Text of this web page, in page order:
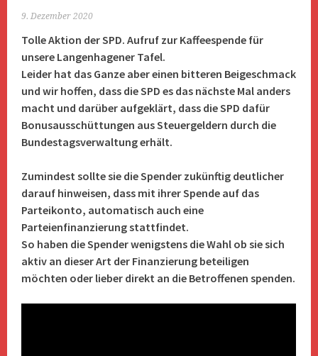
9. Dezember 2020
Tolle Aktion der SPD. Aufruf zur Kaffeespende für
unsere Langenhagener Tafel.
Leider hat das Ganze aber einen bitteren Beigeschmack
und wir hoffen, dass die SPD es das nächste Mal anders
macht und darüber aufgeklärt, dass die SPD dafür
Bonusausschüttungen aus Steuergeldern durch die
Bundestagsverwaltung erhält.
Zumindest sollte sie die Spender zukünftig deutlicher
darauf hinweisen, dass mit ihrer Spende auf das
Parteikonto, automatisch auch eine
Parteienfinanzierung stattfindet.
So haben die Spender wenigstens die Wahl ob sie sich
aktiv an dieser Art der Finanzierung beteiligen
möchten oder lieber direkt an die Betroffenen spenden.